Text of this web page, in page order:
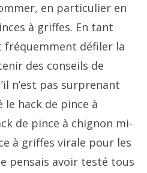
en particulier en
à griffes. En tant
fréquemment défiler la
des conseils de
n’est pas surprenant
le hack de pince à
de pince à chignon mi-
à griffes virale pour les
pensais avoir testé tous